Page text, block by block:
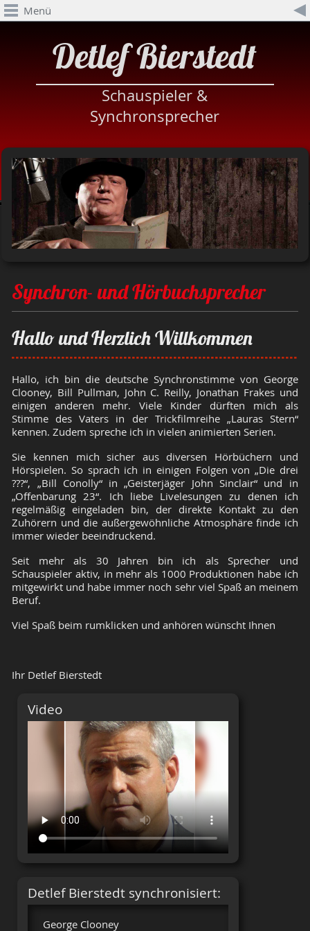
Menü
Detlef Bierstedt
Schauspieler &
Synchronsprecher
Synchron- und Hörbuchsprecher
Hallo und Herzlich Willkommen
Hallo, ich bin die deutsche Synchronstimme von George
Clooney, Bill Pullman, John C. Reilly, Jonathan Frakes und
einigen anderen mehr. Viele Kinder dürften mich als
Stimme des Vaters in der Trickfilmreihe „Lauras Stern“
kennen. Zudem spreche ich in vielen animierten Serien.
Sie kennen mich sicher aus diversen Hörbüchern und
Hörspielen. So sprach ich in einigen Folgen von „Die drei
???“, „Bill Conolly“ in „Geisterjäger John Sinclair“ und in
„Offenbarung 23“. Ich liebe Livelesungen zu denen ich
regelmäßig eingeladen bin, der direkte Kontakt zu den
Zuhörern und die außergewöhnliche Atmosphäre finde ich
immer wieder beeindruckend.
Seit mehr als 30 Jahren bin ich als Sprecher und
Schauspieler aktiv, in mehr als 1000 Produktionen habe ich
mitgewirkt und habe immer noch sehr viel Spaß an meinem
Beruf.
Viel Spaß beim rumklicken und anhören wünscht Ihnen
Ihr Detlef Bierstedt
Video
Detlef Bierstedt synchronisiert:
George Clooney